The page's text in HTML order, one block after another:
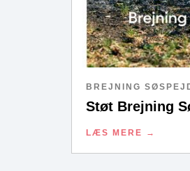
BREJNING
Støt Brejning
LÆS MERE